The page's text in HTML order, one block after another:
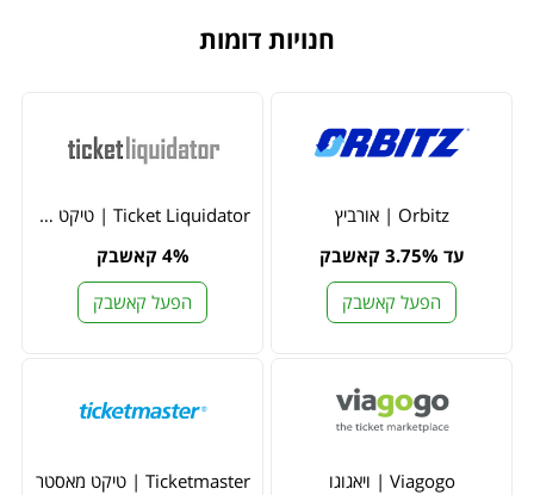
חנויות דומות
Orbitz | אורביץ
עד 3.75% קאשבק
הפעל קאשבק
Ticket Liquidator | טיקט ליקוידטור
4% קאשבק
הפעל קאשבק
Viagogo | ויאגוגו
Ticketmaster | טיקט מאסטר